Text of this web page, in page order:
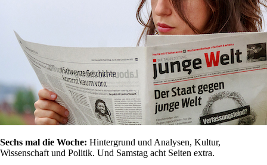
Sechs mal die Woche: Hintergrund und Analysen, Kultur,
Wissenschaft und Politik. Und Samstag acht Seiten extra.